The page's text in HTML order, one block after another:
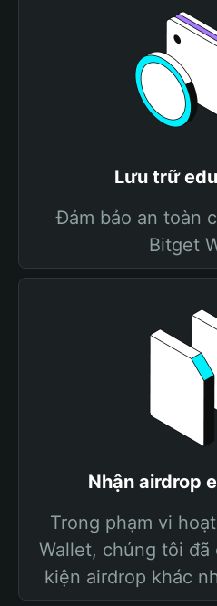
Lưu trữ
Đảm bảo an toàn
Bitget
Nhận airdrop
Trong phạm vi
Wallet, chúng tôi
kiện airdrop khác